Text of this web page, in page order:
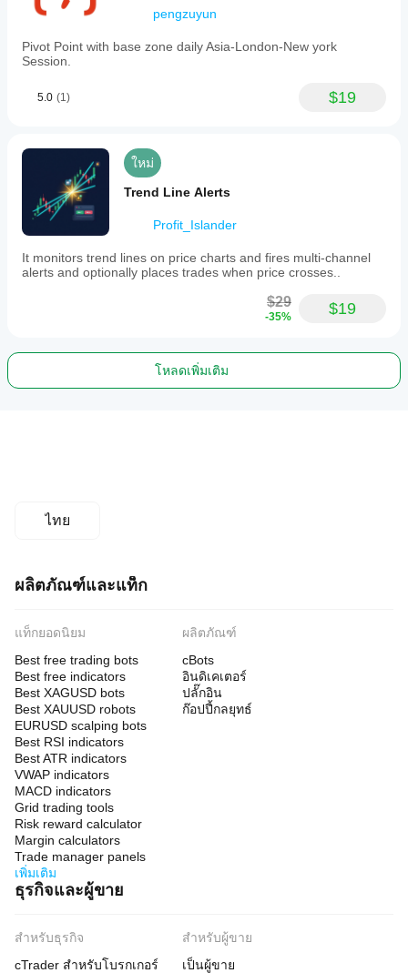
pengzuyun
Pivot Point with base zone daily Asia-London-New york
Session.
5.0 (1) $19
ใหม่
Trend Line Alerts
Profit_Islander
It monitors trend lines on price charts and fires multi-channel
alerts and optionally places trades when price crosses..
$29
-35% $19
โหลดเพิ่มเติม
ไทย
ผลิตภัณฑ์และแท็ก
แท็กยอดนิยม
Best free trading bots
Best free indicators
Best XAGUSD bots
Best XAUUSD robots
EURUSD scalping bots
Best RSI indicators
Best ATR indicators
VWAP indicators
MACD indicators
Grid trading tools
Risk reward calculator
Margin calculators
Trade manager panels
เพิ่มเติม
ผลิตภัณฑ์
cBots
อินดิเคเตอร์
ปลั๊กอิน
ก๊อปปี้กลยุทธ์
ธุรกิจและผู้ขาย
สำหรับธุรกิจ
cTrader สำหรับโบรกเกอร์
สำหรับผู้ขาย
เป็นผู้ขาย